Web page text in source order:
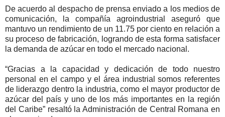
De acuerdo al despacho de prensa enviado a los medios de
comunicación, la compañía agroindustrial aseguró que
mantuvo un rendimiento de un 11.75 por ciento en relación a
su proceso de fabricación, logrando de esta forma satisfacer
la demanda de azúcar en todo el mercado nacional.
“Gracias a la capacidad y dedicación de todo nuestro
personal en el campo y el área industrial somos referentes
de liderazgo dentro la industria, como el mayor productor de
azúcar del país y uno de los más importantes en la región
del Caribe” resaltó la Administración de Central Romana en